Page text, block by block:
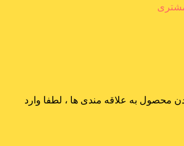
محصول به علاقه مندی ها ، لطفا وارد